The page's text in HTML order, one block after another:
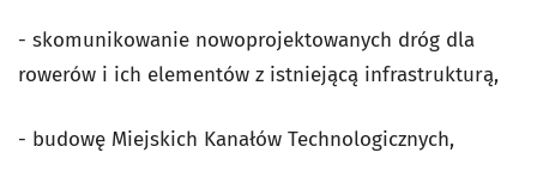
- skomunikowanie nowoprojektowanych dróg dla
rowerów i ich elementów z istniejącą infrastrukturą,
- budowę Miejskich Kanałów Technologicznych,